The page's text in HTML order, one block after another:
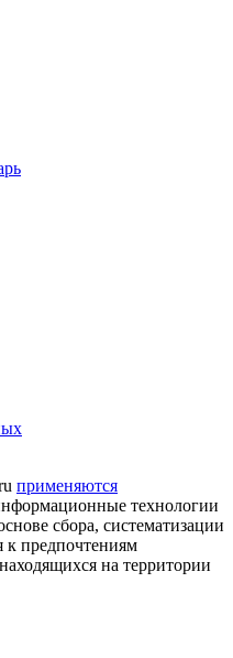
применяются
технологии
сбора, систематизации
к предпочтениям
на территории